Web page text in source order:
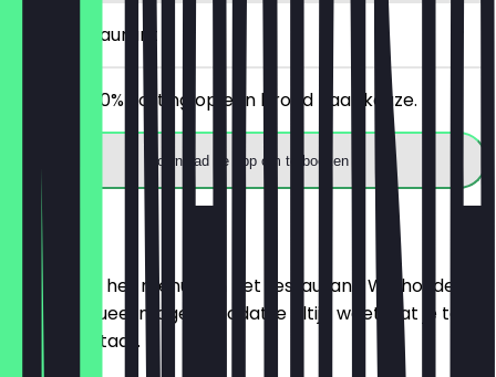
in het restaurant
Ontvang 30% korting op een brood naar keuze.
Download de app om te boeken
Menu
Hier vind je het menu van het restaurant. We houden
het zo actueel mogelijk, zodat je altijd weet wat je te
wachten staat.